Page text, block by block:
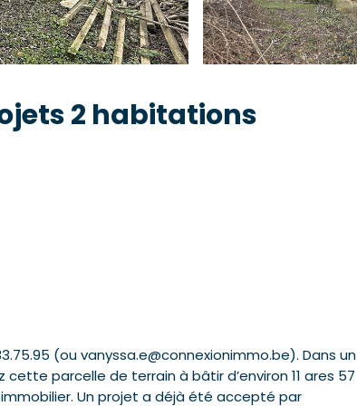
2 habitations
(ou vanyssa.e@connexionimmo.be). Dans un
parcelle de terrain à bâtir d’environ 11 ares 57
Un projet a déjà été accepté par